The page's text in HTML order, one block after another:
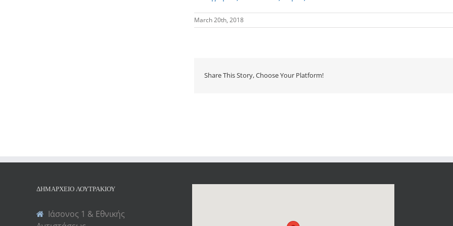
March 20th, 2018
Share This Story, Choose Your Platform!
ΔΗΜΑΡΧΕΊΟ ΛΟΥΤΡΑΚΊΟΥ
Ιάσονος 1 & Εθνικής